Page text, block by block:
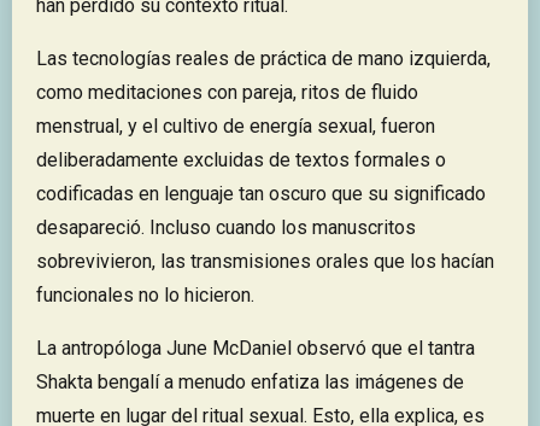
han perdido su contexto ritual.
Las tecnologías reales de práctica de mano izquierda,
como meditaciones con pareja, ritos de fluido
menstrual, y el cultivo de energía sexual, fueron
deliberadamente excluidas de textos formales o
codificadas en lenguaje tan oscuro que su significado
desapareció. Incluso cuando los manuscritos
sobrevivieron, las transmisiones orales que los hacían
funcionales no lo hicieron.
La antropóloga June McDaniel observó que el tantra
Shakta bengalí a menudo enfatiza las imágenes de
muerte en lugar del ritual sexual. Esto, ella explica, es